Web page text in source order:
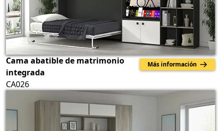
Más información
Cama abatible de matrimonio
integrada
CA026